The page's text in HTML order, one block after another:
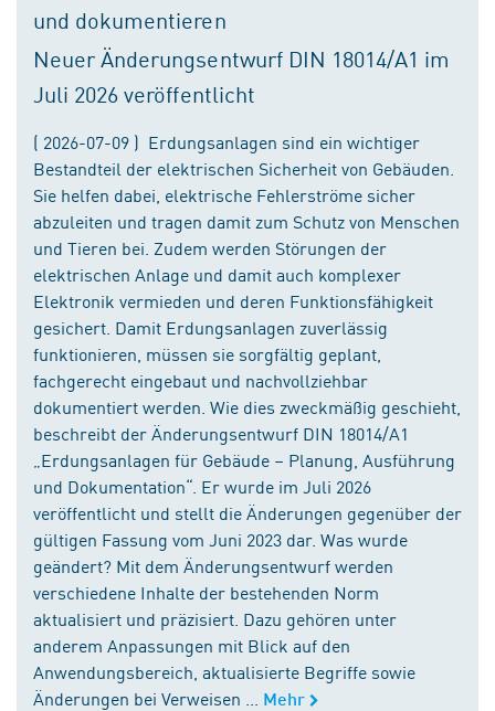
und dokumentieren
Neuer Änderungsentwurf DIN 18014/A1 im
Juli 2026 veröffentlicht
( 2026-07-09 ) Erdungsanlagen sind ein wichtiger
Bestandteil der elektrischen Sicherheit von Gebäuden.
Sie helfen dabei, elektrische Fehlerströme sicher
abzuleiten und tragen damit zum Schutz von Menschen
und Tieren bei. Zudem werden Störungen der
elektrischen Anlage und damit auch komplexer
Elektronik vermieden und deren Funktionsfähigkeit
gesichert. Damit Erdungsanlagen zuverlässig
funktionieren, müssen sie sorgfältig geplant,
fachgerecht eingebaut und nachvollziehbar
dokumentiert werden. Wie dies zweckmäßig geschieht,
beschreibt der Änderungsentwurf DIN 18014/A1
„Erdungsanlagen für Gebäude – Planung, Ausführung
und Dokumentation“. Er wurde im Juli 2026
veröffentlicht und stellt die Änderungen gegenüber der
gültigen Fassung vom Juni 2023 dar. Was wurde
geändert? Mit dem Änderungsentwurf werden
verschiedene Inhalte der bestehenden Norm
aktualisiert und präzisiert. Dazu gehören unter
anderem Anpassungen mit Blick auf den
Anwendungsbereich, aktualisierte Begriffe sowie
Änderungen bei Verweisen ...
Mehr